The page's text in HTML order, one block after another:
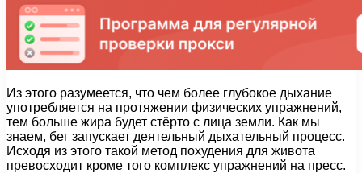
Из этого разумеется, что чем более глубокое дыхание
употребляется на протяжении физических упражнений,
тем больше жира будет стёрто с лица земли. Как мы
знаем, бег запускает деятельный дыхательный процесс.
Исходя из этого такой метод похудения для живота
превосходит кроме того комплекс упражнений на пресс.